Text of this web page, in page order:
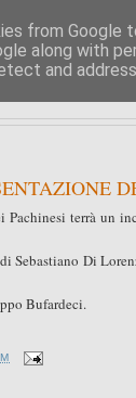
terrà un
Sebastiano Di
Bufardeci.
from Google
along with
and